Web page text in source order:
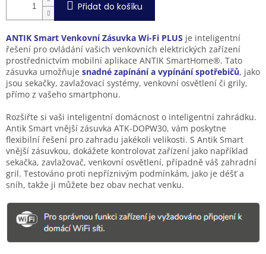
Přidat do košíku
ANTIK Smart Venkovní Zásuvka Wi-Fi PLUS je inteligentní
řešení pro ovládání vašich venkovních elektrických zařízení
prostřednictvím mobilní aplikace ANTIK SmartHome®. Tato
zásuvka umožňuje snadné zapínání a vypínání spotřebičů, jako
jsou sekačky, zavlažovací systémy, venkovní osvětlení či grily,
přímo z vašeho smartphonu.
Rozšiřte si vaši inteligentní domácnost o inteligentní zahrádku.
Antik Smart vnější zásuvka ATK-DOPW30, vám poskytne
flexibilní řešení pro zahradu jakékoli velikosti. S Antik Smart
vnější zásuvkou, dokážete kontrolovat zařízení jako například
sekačka, zavlažovač, venkovní osvětlení, případně váš zahradní
gril. Testováno proti nepříznivým podmínkám, jako je déšť a
sníh, takže ji můžete bez obav nechat venku.